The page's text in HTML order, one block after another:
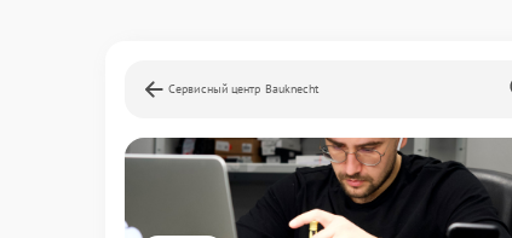
Сервисный центр Bauknecht